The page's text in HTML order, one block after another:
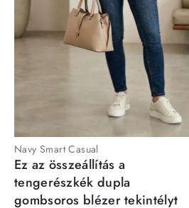
Navy Smart Casual
Ez az összeállítás a
tengerészkék dupla
gombsoros blézer tekintélyt